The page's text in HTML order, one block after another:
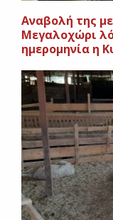
Αναβολή της
Μεγαλοχώρι
ημερομηνία η